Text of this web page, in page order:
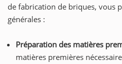
de fabrication de briques, vous
générales :
Préparation des matières
matières premières